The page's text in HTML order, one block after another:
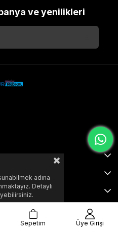
ve yenilikleri
adına
Detaylı
Sepetim Üye Girişi